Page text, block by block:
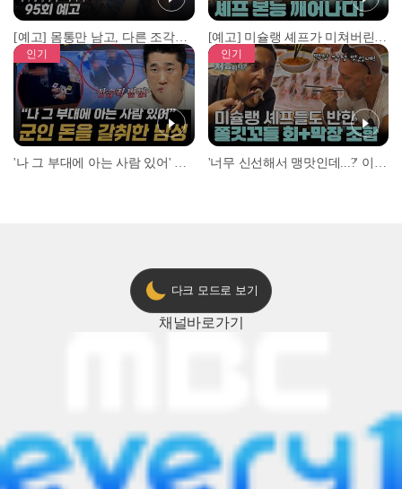
[예고] 몸통만 남고, 다른 조각은 어디에..? 시화호에서 드러난 충격적인 토막 살인사건! [예고] 미슐랭 셰프가 미쳐버린 이유! 본능이 깨어난 사건은?
인기 인기
다크 모드로 보기
채널바로가기